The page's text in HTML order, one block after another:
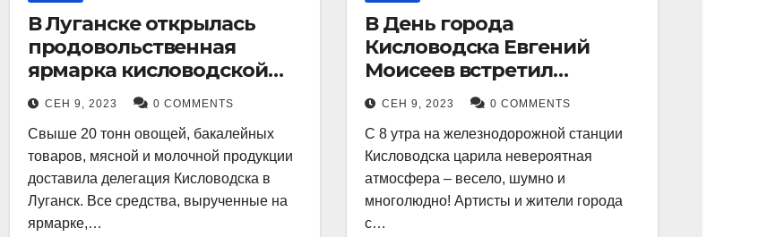
В Луганске открылась
продовольственная
ярмарка кисловодской
продукции.
СЕН 9, 2023 0 COMMENTS
Свыше 20 тонн овощей, бакалейных
товаров, мясной и молочной продукции
доставила делегация Кисловодска в
Луганск. Все средства, вырученные на
ярмарке,…
В День города
Кисловодска Евгений
Моисеев встретил
прибывший поезд с
туристами.
СЕН 9, 2023 0 COMMENTS
С 8 утра на железнодорожной станции
Кисловодска царила невероятная
атмосфера – весело, шумно и
многолюдно! Артисты и жители города
с…